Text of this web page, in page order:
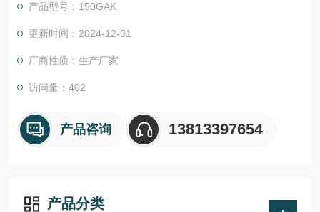
地及基建费用。
产品型号：150GAK
更新时间：2024-12-31
厂商性质：生产厂家
访问量：402
产品咨询 13813397654
产品分类